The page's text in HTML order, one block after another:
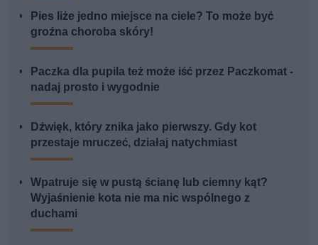
Pies liże jedno miejsce na ciele? To może być
groźna choroba skóry!
Paczka dla pupila też może iść przez Paczkomat -
nadaj prosto i wygodnie
Dźwięk, który znika jako pierwszy. Gdy kot
przestaje mruczeć, działaj natychmiast
Wpatruje się w pustą ścianę lub ciemny kąt?
Wyjaśnienie kota nie ma nic wspólnego z
duchami